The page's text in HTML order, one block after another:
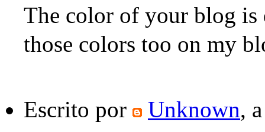
The color of your blog is
those colors too on my
Escrito por Unknown,